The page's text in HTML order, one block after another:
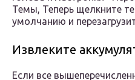
Темы, Теперь щелкните
умолчанию и
Извлеките
Если все